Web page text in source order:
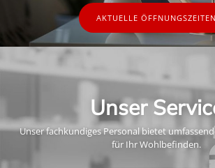
AKTUELLE ÖFFNUNGSZEITEN
Unser
Unser fachkundiges Personal bietet
für Ihr Wohlbefinden.